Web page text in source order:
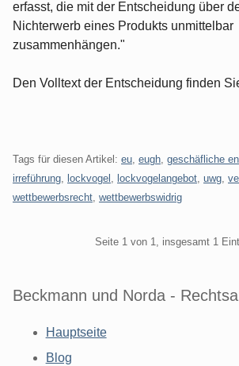
erfasst, die mit der Entscheidung über
Nichterwerb eines Produkts unmittelbar
zusammenhängen."
Den Volltext der Entscheidung finden
Tags für diesen Artikel: eu eugh geschäfliche
irreführung
lockvogel lockvogelangebot uwg
wettbewerbsrecht wettbewerbswidrig
Seite 1 von 1, insgesamt 1
Beckmann und Norda -
Hauptseite
Blog